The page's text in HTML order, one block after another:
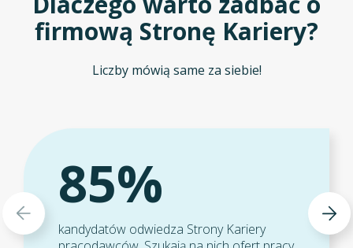
firmową Stronę Kariery?
Liczby mówią same za siebie!
85%
kandydatów odwiedza Strony Kariery